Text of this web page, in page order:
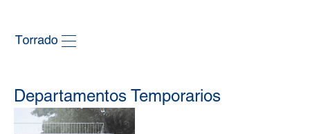
Departamentos Temporarios